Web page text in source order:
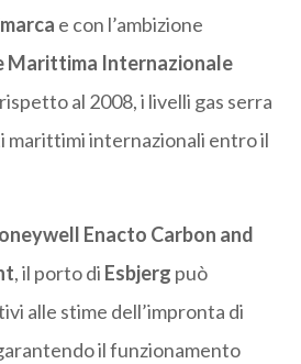
e con l’ambizione
Marittima Internazionale
al 2008, i livelli gas serra
internazionali entro il
Enacto Carbon and
, il porto di Esbjerg può
alle stime dell’impronta di
il funzionamento